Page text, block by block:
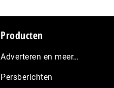
Producten
Adverteren en meer…
Persberichten